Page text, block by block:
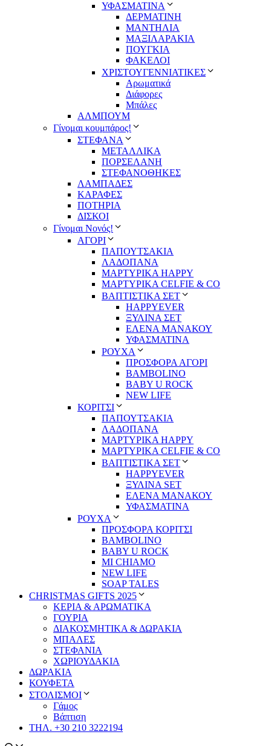
ΥΦΑΣΜΑΤΙΝA
ΔΕΡΜΑΤΙΝΗ
ΜΑΝΤΗΛΙΑ
ΜΑΞΙΛΑΡΑΚΙΑ
ΠΟΥΓΚΙΑ
ΦΑΚΕΛΟΙ
ΧΡΙΣΤΟΥΓΕΝΝΙΑΤΙΚΕΣ
Αρωματικά
Διάφορες
Μπάλες
ΑΛΜΠΟΥΜ
Γίνομαι κουμπάρος!
ΣΤΕΦΑΝΑ
ΜΕΤΑΛΛΙΚΑ
ΠΟΡΣΕΛΑΝΗ
ΣΤΕΦΑΝΟΘΗΚΕΣ
ΛΑΜΠΑΔΕΣ
ΚΑΡΑΦΕΣ
ΠΟΤΗΡΙΑ
ΔΙΣΚΟΙ
Γίνομαι Νονός!
ΑΓΟΡΙ
ΠΑΠΟΥΤΣΑΚΙΑ
ΛΑΔΟΠΑΝΑ
ΜΑΡΤΥΡΙΚΑ HAPPY
ΜΑΡΤΥΡΙΚΑ CELFIE & CO
ΒΑΠΤΙΣΤΙΚΑ ΣΕΤ
HAPPYEVER
ΞΥΛΙΝΑ ΣΕΤ
ΕΛΕΝΑ ΜΑΝΑΚΟΥ
ΥΦΑΣΜΑΤΙΝΑ
ΡΟΥΧΑ
ΠΡΟΣΦΟΡΑ ΑΓΟΡΙ
BAMBOLINO
BABY U ROCK
NEW LIFE
ΚΟΡΙΤΣΙ
ΠΑΠΟΥΤΣΑΚΙΑ
ΛΑΔΟΠΑΝΑ
ΜΑΡΤΥΡΙΚΑ HAPPY
ΜΑΡΤΥΡΙΚΑ CELFIE & CO
ΒΑΠΤΙΣΤΙΚΑ ΣΕΤ
HAPPYEVER
ΞΥΛΙΝΑ SET
ΕΛΕΝΑ ΜΑΝΑΚΟΥ
ΥΦΑΣΜΑΤΙΝΑ
ΡΟΥΧΑ
ΠΡΟΣΦΟΡΑ ΚΟΡΙΤΣΙ
BAMBOLINO
BABY U ROCK
MI CHIAMO
NEW LIFE
SOAP TALES
CHRISTMAS GIFTS 2025
ΚΕΡΙΑ & ΑΡΩΜΑΤΙΚΑ
ΓΟΥΡΙΑ
ΔΙΑΚΟΣΜΗΤΙΚΑ & ΔΩΡΑΚΙΑ
ΜΠΑΛΕΣ
ΣΤΕΦΑΝΙΑ
ΧΩΡΙΟΥΔΑΚΙΑ
ΔΩΡΑΚΙΑ
ΚΟΥΦΕΤΑ
ΣΤΟΛΙΣΜΟΙ
Γάμος
Βάπτιση
ΤΗΛ. +30 210 3222194